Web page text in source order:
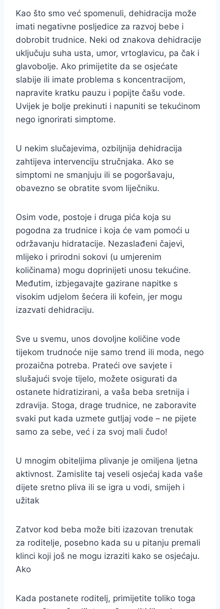
Kao što smo već spomenuli, dehidracija može
imati negativne posljedice za razvoj bebe i
dobrobit trudnice. Neki od znakova dehidracije
uključuju suha usta, umor, vrtoglavicu, pa čak i
glavobolje. Ako primijetite da se osjećate
slabije ili imate problema s koncentracijom,
napravite kratku pauzu i popijte čašu vode.
Uvijek je bolje prekinuti i napuniti se tekućinom
nego ignorirati simptome.
U nekim slučajevima, ozbiljnija dehidracija
zahtijeva intervenciju stručnjaka. Ako se
simptomi ne smanjuju ili se pogoršavaju,
obavezno se obratite svom liječniku.
Osim vode, postoje i druga pića koja su
pogodna za trudnice i koja će vam pomoći u
održavanju hidratacije. Nezaslađeni čajevi,
mlijeko i prirodni sokovi (u umjerenim
količinama) mogu doprinijeti unosu tekućine.
Međutim, izbjegavajte gazirane napitke s
visokim udjelom šećera ili kofein, jer mogu
izazvati dehidraciju.
Sve u svemu, unos dovoljne količine vode
tijekom trudnoće nije samo trend ili moda, nego
prozaična potreba. Prateći ove savjete i
slušajući svoje tijelo, možete osigurati da
ostanete hidratizirani, a vaša beba sretnija i
zdravija. Stoga, drage trudnice, ne zaboravite
svaki put kada uzmete gutljaj vode – ne pijete
samo za sebe, već i za svoj mali čudo!
U mnogim obiteljima plivanje je omiljena ljetna
aktivnost. Zamislite taj veseli osjećaj kada vaše
dijete sretno pliva ili se igra u vodi, smijeh i
užitak
Zatvor kod beba može biti izazovan trenutak
za roditelje, posebno kada su u pitanju premali
klinci koji još ne mogu izraziti kako se osjećaju.
Ako
Kada postanete roditelj, primijetite toliko toga